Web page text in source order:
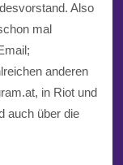
Also
mal
anderen
in Riot und
auch über die